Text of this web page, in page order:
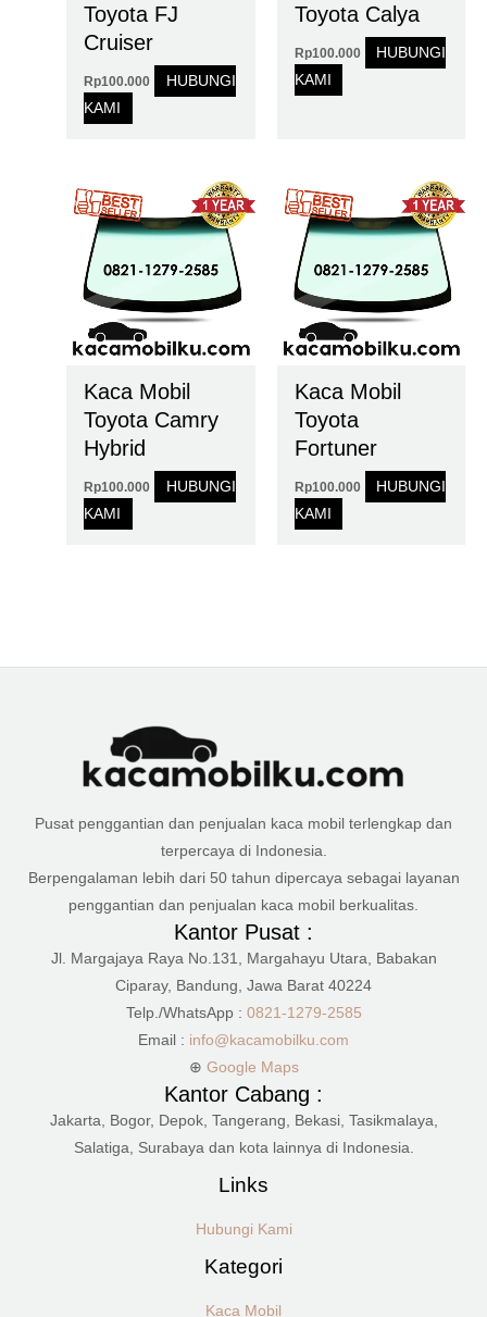
Toyota FJ
Cruiser
Rp100.000
HUBUNGI
KAMI
Toyota Calya
Rp100.000
HUBUNGI
KAMI
Kaca Mobil
Toyota Camry
Hybrid
Rp100.000
HUBUNGI
KAMI
Kaca Mobil
Toyota
Fortuner
Rp100.000
HUBUNGI
KAMI
Pusat penggantian dan penjualan kaca mobil terlengkap dan
terpercaya di Indonesia.
Berpengalaman lebih dari 50 tahun dipercaya sebagai layanan
penggantian dan penjualan kaca mobil berkualitas.
Kantor Pusat :
Jl. Margajaya Raya No.131, Margahayu Utara, Babakan
Ciparay, Bandung, Jawa Barat 40224
Telp./WhatsApp : 0821-1279-2585
Email : info@kacamobilku.com
⊕ Google Maps
Kantor Cabang :
Jakarta, Bogor, Depok, Tangerang, Bekasi, Tasikmalaya,
Salatiga, Surabaya dan kota lainnya di Indonesia.
Links
Hubungi Kami
Kategori
Kaca Mobil